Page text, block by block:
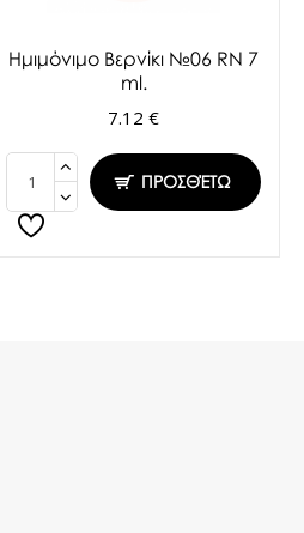
Ημιμόνιμο Βερνίκι №06 RN 7
ml.
7.12 €
ΠΡΟΣΘΈΤΩ